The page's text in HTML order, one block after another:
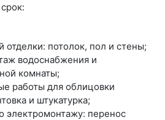
отделки: потолок, пол и стены;
водоснабжения и
комнаты;
работы для облицовки
и штукатурка;
электромонтажу: перенос